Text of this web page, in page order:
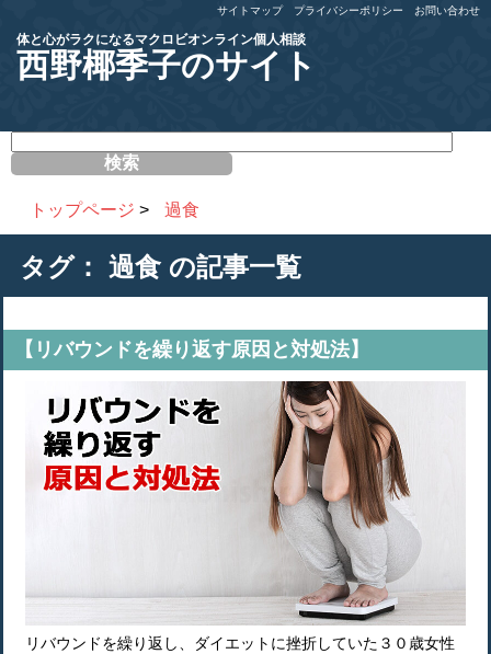
サイトマップ プライバシーポリシー お問い合わせ
体と心がラクになるマクロビオンライン個人相談
西野椰季子のサイト
イ
ト
索
トップページ > 過食
タグ： 過食の記事一覧
【リバウンドを繰り返す原因と対処法】
リバウンドを繰り返し、ダイエットに挫折していた３０歳女性